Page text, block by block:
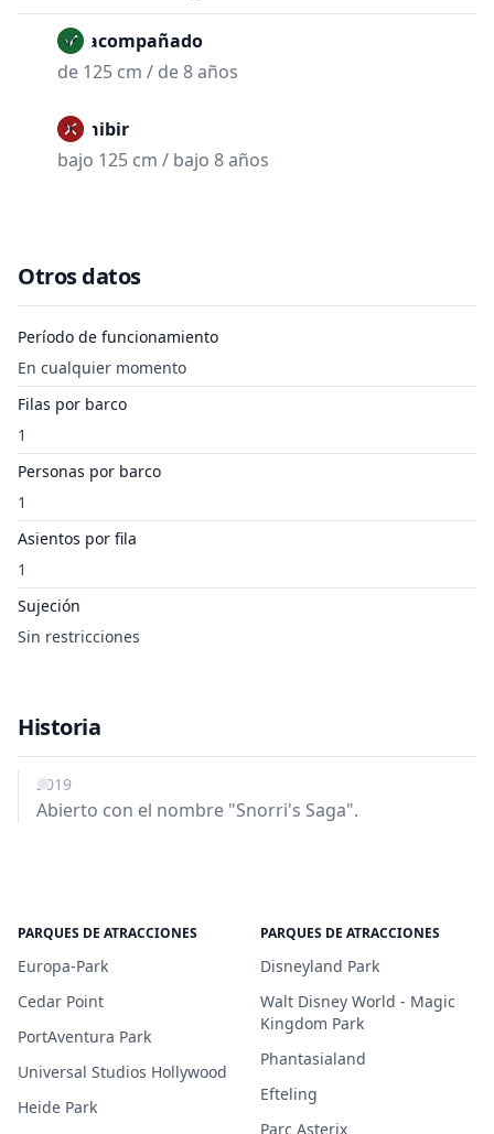
No acompañado
de 125 cm / de 8 años
Prohibir
bajo 125 cm / bajo 8 años
Otros datos
Período de funcionamiento
En cualquier momento
Filas por barco
1
Personas por barco
1
Asientos por fila
1
Sujeción
Sin restricciones
Historia
2019
Abierto con el nombre "Snorri's Saga".
PARQUES DE ATRACCIONES
Europa-Park
Cedar Point
PortAventura Park
Universal Studios Hollywood
Heide Park
PARQUES DE ATRACCIONES
Disneyland Park
Walt Disney World - Magic
Kingdom Park
Phantasialand
Efteling
Parc Asterix